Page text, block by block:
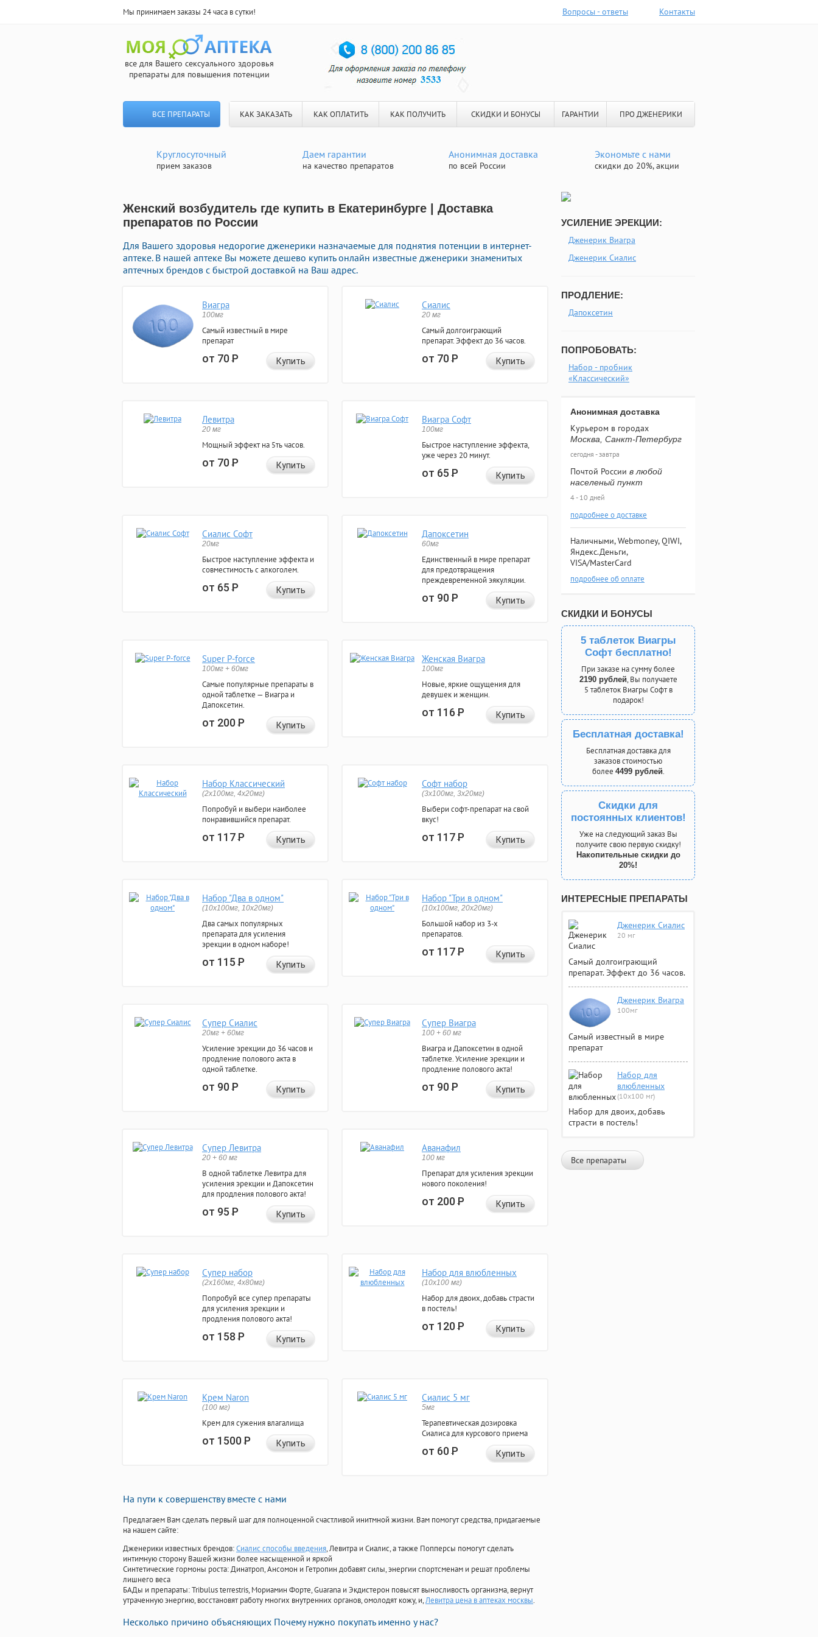
Мы принимаем заказы 24 часа в сутки! Вопросы - ответы Контакты
все для Вашего сексуального здоровья
препараты для повышения потенции
ВСЕ ПРЕПАРАТЫ КАК ЗАКАЗАТЬ КАК ОПЛАТИТЬ КАК ПОЛУЧИТЬ СКИДКИ И БОНУСЫ ГАРАНТИИ ПРО ДЖЕНЕРИКИ
Круглосуточный
прием заказов
Даем гарантии
на качество препаратов
Анонимная доставка
по всей России
Экономьте с нами
скидки до 20%, акции
Женский возбудитель где купить в Екатеринбурге | Доставка
препаратов по России
Для Вашего здоровья недорогие дженерики назначаемые для поднятия потенции в интернет-
аптеке. В нашей аптеке Вы можете дешево купить онлайн известные дженерики знаменитых
аптечных брендов с быстрой доставкой на Ваш адрес.
Виагра
100мг
Самый известный в мире
препарат
от 70Р Купить
Сиалис
20 мг
Самый долгоиграющий
препарат. Эффект до 36 часов.
от 70Р Купить
Левитра
20 мг
Мощный эффект на 5ть часов.
от 70Р Купить
Виагра Софт
100мг
Быстрое наступление эффекта,
уже через 20 минут.
от 65Р Купить
Сиалис Софт
20мг
Быстрое наступление эффекта и
совместимость с алкоголем.
от 65Р Купить
Дапоксетин
60мг
Единственный в мире препарат
для предотвращения
преждевременной эякуляции.
от 90Р Купить
Super P-force
100мг + 60мг
Самые популярные препараты в
одной таблетке — Виагра и
Дапоксетин.
от 200Р Купить
Женская Виагра
100мг
Новые, яркие ощущения для
девушек и женщин.
от 116Р Купить
Набор Классический
(2x100мг, 4x20мг)
Попробуй и выбери наиболее
понравившийся препарат.
от 117Р Купить
Софт набор
(3x100мг, 3x20мг)
Выбери софт-препарат на свой
вкус!
от 117Р Купить
Набор "Два в одном"
(10x100мг, 10x20мг)
Два самых популярных
препарата для усиления
эрекции в одном наборе!
от 115Р Купить
Набор "Три в одном"
(10x100мг, 20x20мг)
Большой набор из 3-х
препаратов.
от 117Р Купить
Супер Сиалис
20мг + 60мг
Усиление эрекции до 36 часов и
продление полового акта в
одной таблетке.
от 90Р Купить
Супер Виагра
100 + 60 мг
Виагра и Дапоксетин в одной
таблетке. Усиление эрекции и
продление полового акта!
от 90Р Купить
Супер Левитра
20 + 60 мг
В одной таблетке Левитра для
усиления эрекции и Дапоксетин
для продления полового акта!
от 95Р Купить
Аванафил
100 мг
Препарат для усиления эрекции
нового поколения!
от 200Р Купить
Супер набор
(2х160мг, 4х80мг)
Попробуй все супер препараты
для усиления эрекции и
продления полового акта!
от 158Р Купить
Набор для влюбленных
(10х100 мг)
Набор для двоих, добавь страсти
в постель!
от 120Р Купить
Крем Naron
(100 мг)
Крем для сужения влагалища
от 1500Р Купить
Сиалис 5 мг
5мг
Терапевтическая дозировка
Сиалиса для курсового приема
от 60Р Купить
На пути к совершенству вместе с нами
Предлагаем Вам сделать первый шаг для полноценной счастливой инитмной жизни. Вам помогут средства, придагаемые
на нашем сайте:
Дженерики известных брендов:Сиалис способы введения, Левитра и Сиалис, а также Попперсы помогут сделать
интимную сторону Вашей жизни более насыщенной и яркой
Синтетические гормоны роста: Динатроп, Ансомон и Гетропин добавят силы, энергии спортсменам и решат проблемы
лишнего веса
БАДы и препараты:Tribulus terrestris, Мориамин Форте, Guarana и Экдистерон повысят выносливость организма, вернут
утраченную энергию, восстановят работу многих внутренних органов, омолодят кожу, и,Левитра цена в аптеках москвы.
Несколько причино объясняющих Почему нужно покупать именно у нас?
УСИЛЕНИЕ ЭРЕКЦИИ:
Дженерик Виагра
Дженерик Сиалис
ПРОДЛЕНИЕ:
Дапоксетин
ПОПРОБОВАТЬ:
Набор - пробник
«Классический»
Анонимная доставка
Курьером в городах
Москва, Санкт-Петербург
сегодня - завтра
Почтой России в любой
населеный пункт
4 - 10 дней
подробнее о доставке
Наличными, Webmoney, QIWI,
Яндекс.Деньги,
VISA/MasterCard
подробнее об оплате
СКИДКИ И БОНУСЫ
5 таблеток Виагры
Софт бесплатно!
При заказе на сумму более
2190 рублей, Вы получаете
5 таблеток Виагры Софт в
подарок!
Бесплатная доставка!
Бесплатная доставка для
заказов стоимостью
более 4499 рублей.
Скидки для
постоянных клиентов!
Уже на следующий заказ Вы
получите свою первую скидку!
Накопительные скидки до
20%!
ИНТЕРЕСНЫЕ ПРЕПАРАТЫ
Дженерик Сиалис
20 мг
Самый долгоиграющий
препарат. Эффект до 36 часов.
Дженерик Виагра
100мг
Самый известный в мире
препарат
Набор для
влюбленных
(10х100 мг)
Набор для двоих, добавь
страсти в постель!
Все препараты